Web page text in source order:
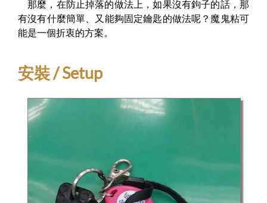
那麼，在防止掉落的做法上，如果沒有鉤子的話，那
有沒有什麼簡單、又能夠固定鑰匙的做法呢？魔鬼粘可
能是一個折衷的方案。
安裝 / Setup